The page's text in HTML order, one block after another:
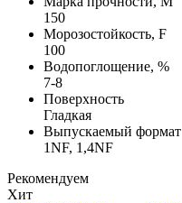
150
Морозостойкость, F
100
Водопоглощение, %
7-8
Поверхность
Гладкая
Выпускаемый формат
1NF, 1,4NF
Рекомендуем
Хит